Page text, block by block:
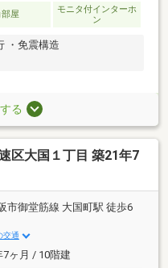
部屋
モニタ付インターホ
ン
・免震構造
る
区大国１丁目 築21年7
市御堂筋線 大国町駅 徒歩6
交通
7ヶ月 / 10階建